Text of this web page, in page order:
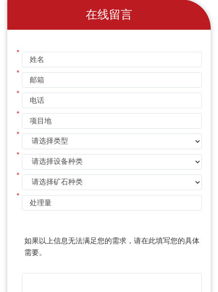
在线留言
*
*
*
*
*
*
*
*
如果以上信息无法满足您的需求，请在此填写您的具体
需要。